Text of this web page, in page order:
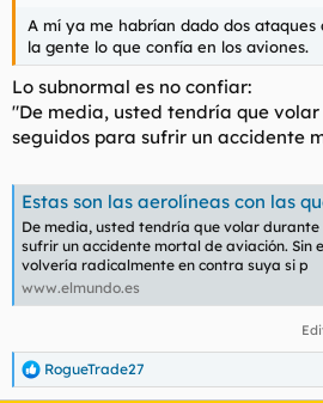
A mí ya me habrían dado dos ataques
la gente lo que confía en los aviones.
Lo subnormal es no confiar:
"De media, usted tendría que volar
seguidos para sufrir un accidente
Estas son las aerolíneas con las
De media, usted tendría que volar durante
sufrir un accidente mortal de aviación. Sin
volvería radicalmente en contra suya si p
www.elmundo.es
R
e
RogueTrade27